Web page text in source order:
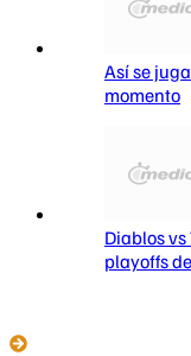
Así se
momento
Diablos
playoffs